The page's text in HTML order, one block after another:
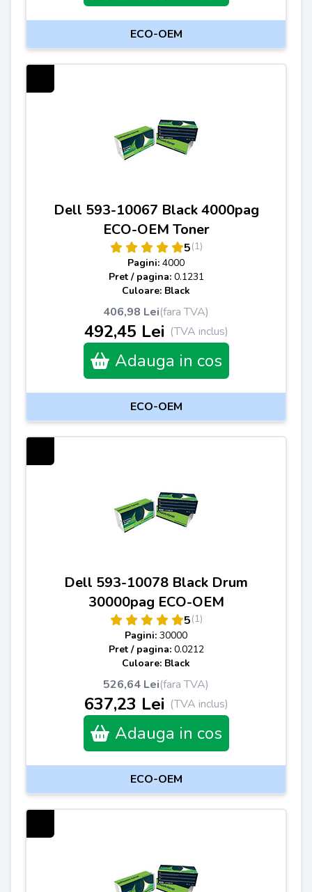
ECO-OEM
Dell 593-10067 Black 4000pag
ECO-OEM Toner
5(1)
Pagini: 4000
Pret / pagina: 0.1231
Culoare: Black
406,98 Lei(fara TVA)
492,45 Lei (TVA inclus)
Adauga in cos
ECO-OEM
Dell 593-10078 Black Drum
30000pag ECO-OEM
5(1)
Pagini: 30000
Pret / pagina: 0.0212
Culoare: Black
526,64 Lei(fara TVA)
637,23 Lei (TVA inclus)
Adauga in cos
ECO-OEM